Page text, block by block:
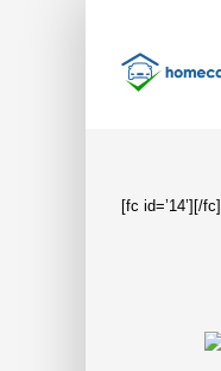
[fc id=’14’][/fc]